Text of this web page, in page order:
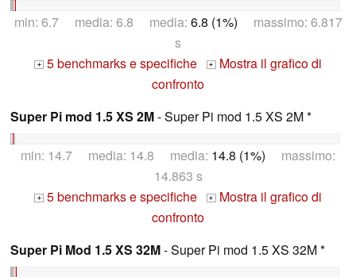
min: 6.7 media: 6.8 media: 6.8 (1%) massimo: 6.817
s
+ 5 benchmarks e specifiche + Mostra il grafico di
confronto
Super Pi mod 1.5 XS 2M- Super Pi mod 1.5 XS 2M *
min: 14.7 media: 14.8 media: 14.8 (1%) massimo:
14.863 s
+ 5 benchmarks e specifiche + Mostra il grafico di
confronto
Super Pi Mod 1.5 XS 32M- Super Pi mod 1.5 XS 32M *